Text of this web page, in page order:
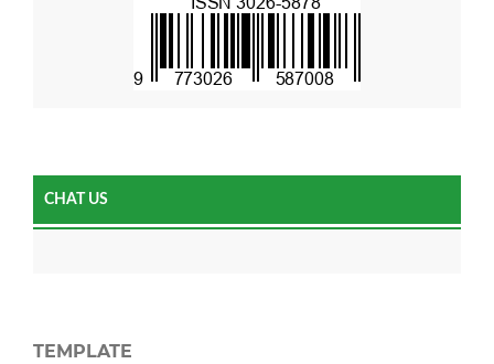
CHAT US
TEMPLATE